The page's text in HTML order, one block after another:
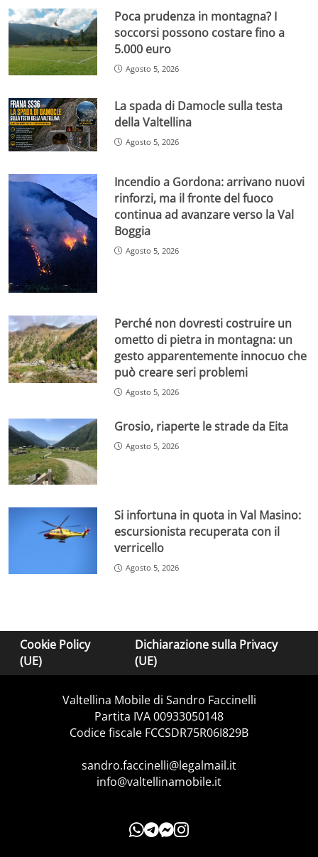
Poca prudenza in montagna? I
soccorsi possono costare fino a
5.000 euro
Agosto 5, 2026
La spada di Damocle sulla testa
della Valtellina
Agosto 5, 2026
Incendio a Gordona: arrivano nuovi
rinforzi, ma il fronte del fuoco
continua ad avanzare verso la Val
Boggia
Agosto 5, 2026
Perché non dovresti costruire un
ometto di pietra in montagna: un
gesto apparentemente innocuo che
può creare seri problemi
Agosto 5, 2026
Grosio, riaperte le strade da Eita
Agosto 5, 2026
Si infortuna in quota in Val Masino:
escursionista recuperata con il
verricello
Agosto 5, 2026
Cookie Policy
(UE)
Dichiarazione sulla Privacy
(UE)
Valtellina Mobile di Sandro Faccinelli
Partita IVA 00933050148
Codice fiscale FCCSDR75R06I829B
sandro.faccinelli@legalmail.it
info@valtellinamobile.it